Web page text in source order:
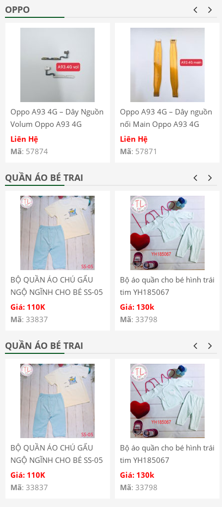
OPPO
Oppo A93 4G – Dây Nguồn
Volum Oppo A93 4G
CPH2121 CPH2123
Liên Hệ
Mã: 57874
Oppo A93 4G – Dây nguồn
nối Main Oppo A93 4G
CPH2121 CPH2123
Liên Hệ
Mã: 57871
QUẦN ÁO BÉ TRAI
BỘ QUẦN ÁO CHÚ GẤU
NGỘ NGĨNH CHO BÉ SS-05
Giá: 110K
Mã: 33837
Bộ áo quần cho bé hình trái
tim YH185067
Giá: 130k
Mã: 33798
QUẦN ÁO BÉ TRAI
BỘ QUẦN ÁO CHÚ GẤU
NGỘ NGĨNH CHO BÉ SS-05
Giá: 110K
Mã: 33837
Bộ áo quần cho bé hình trái
tim YH185067
Giá: 130k
Mã: 33798